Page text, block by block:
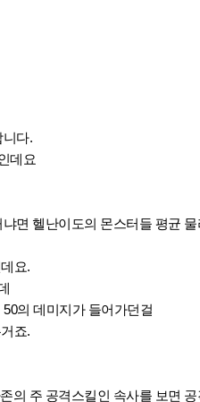
니다.
데요
면 헬난이도의 몬스터들 평균
요.
의 데미지가 들어가던걸
죠.
의 주 공격스킬인 속사를 보면